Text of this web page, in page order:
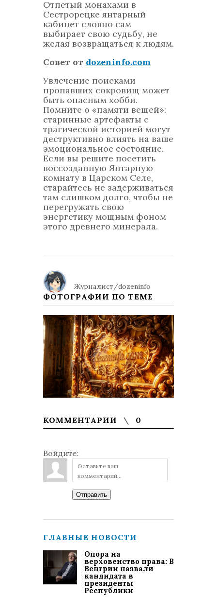
Отпетый монахами в
Сестрорецке янтарный
кабинет словно сам
выбирает свою судьбу, не
желая возвращаться к людям.
Совет от dozeninfo.com
Увлечение поисками
пропавших сокровищ может
быть опасным хобби.
Помните о «памяти вещей»:
старинные артефакты с
трагической историей могут
деструктивно влиять на ваше
эмоциональное состояние.
Если вы решите посетить
воссозданную Янтарную
комнату в Царском Селе,
старайтесь не задерживаться
там слишком долго, чтобы не
перегружать свою
энергетику мощным фоном
этого древнего минерала.
Журналист/dozeninfo
ФОТОГРАФИИ ПО ТЕМЕ
КОММЕНТАРИИ 0
Войдите:
Отправить
ГЛАВНЫЕ НОВОСТИ
Опора на
верховенство права: В
Венгрии назвали
кандидата в
президенты
Республики